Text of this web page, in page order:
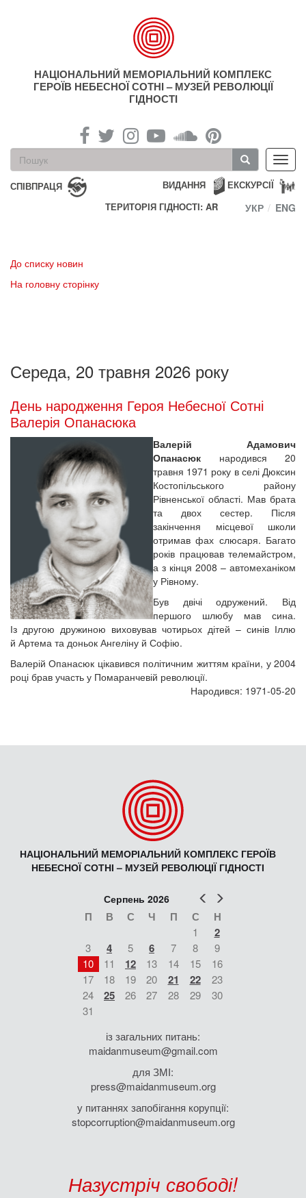
НАЦІОНАЛЬНИЙ МЕМОРІАЛЬНИЙ КОМПЛЕКС
ГЕРОЇВ НЕБЕСНОЇ СОТНІ – МУЗЕЙ РЕВОЛЮЦІЇ
ГІДНОСТІ
Пошукова
форма
Пошук
СПІВПРАЦЯ ЕКСКУРСІЇ
ВИДАННЯ
ТЕРИТОРІЯ ГІДНОСТІ: AR
УКР ENG
До списку новин
На головну сторінку
Середа, 20 травня 2026 року
День народження Героя Небесної Сотні
Валерія Опанасюка
Валерій Адамович
Опанасюк народився 20
травня 1971 року в селі Дюксин
Костопільського району
Рівненської області. Мав брата
та двох сестер. Після
закінчення місцевої школи
отримав фах слюсаря. Багато
років працював телемайстром,
а з кінця 2008 – автомеханіком
у Рівному.
Був двічі одружений. Від
першого шлюбу мав сина.
Із другою дружиною виховував чотирьох дітей – синів Іллю
й Артема та доньок Ангеліну й Софію.
Валерій Опанасюк цікавився політичним життям країни, у 2004
році брав участь у Помаранчевій революції.
Народився: 1971-05-20
НАЦІОНАЛЬНИЙ МЕМОРІАЛЬНИЙ КОМПЛЕКС ГЕРОЇВ
НЕБЕСНОЇ СОТНІ – МУЗЕЙ РЕВОЛЮЦІЇ ГІДНОСТІ
Попер
Серпень 2026
П В С Ч П С Н
1 2
3 4 5 6 7 8
9
10
11 12 13 14 15
16
17
18 19 20 21 22
23
24
25 26 27 28 29
30
31
із загальних питань:
maidanmuseum@gmail.com
для ЗМІ:
press@maidanmuseum.org
у питаннях запобігання корупції:
stopcorruption@maidanmuseum.org
Назустріч свободі!